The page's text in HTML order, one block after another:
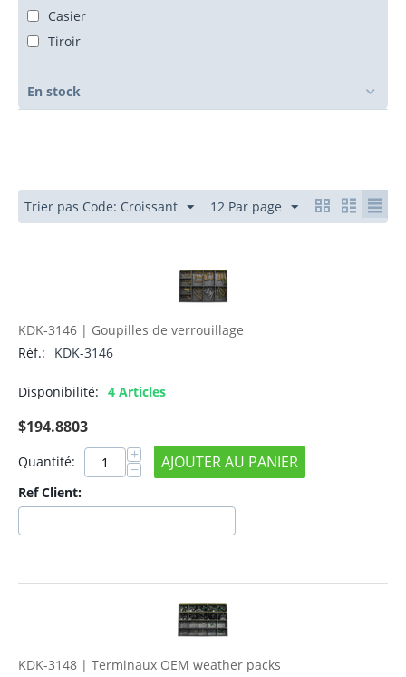
Casier
Tiroir
En stock
Trier pas Code: Croissant 12 Par page
KDK-3146 | Goupilles de verrouillage
Réf.:
KDK-3146
Disponibilité: 4 Articles
$194.8803
Quantité: +
− AJOUTER AU PANIER
Ref Client:
KDK-3148 | Terminaux OEM weather packs